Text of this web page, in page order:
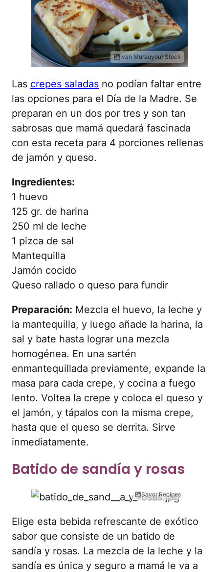
Ivan Murauyou/iStock
Las crepes saladas no podían faltar entre
las opciones para el Día de la Madre. Se
preparan en un dos por tres y son tan
sabrosas que mamá quedará fascinada
con esta receta para 4 porciones rellenas
de jamón y queso.
Ingredientes:
1 huevo
125 gr. de harina
250 ml de leche
1 pizca de sal
Mantequilla
Jamón cocido
Queso rallado o queso para fundir
Preparación: Mezcla el huevo, la leche y
la mantequilla, y luego añade la harina, la
sal y bate hasta lograr una mezcla
homogénea. En una sartén
enmantequillada previamente, expande la
masa para cada crepe, y cocina a fuego
lento. Voltea la crepe y coloca el queso y
el jamón, y tápalos con la misma crepe,
hasta que el queso se derrita. Sirve
inmediatamente.
Batido de sandía y rosas
Savor Recipes
Elige esta bebida refrescante de exótico
sabor que consiste de un batido de
sandía y rosas. La mezcla de la leche y la
sandía es única y seguro a mamá le va a